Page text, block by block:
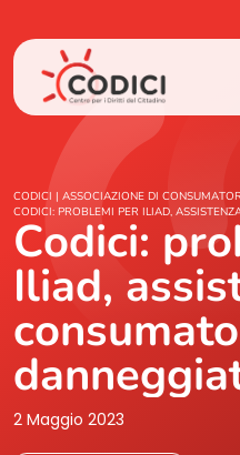
Chi Siamo
Cosa
Area Stampa
CODICI | ASSOCIAZIONE DI
CODICI: PROBLEMI PER ILIAD,
Codici:
Iliad,
2 Maggio 2023